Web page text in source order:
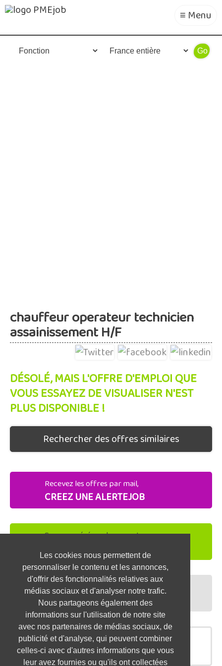
Les cookies nous permettent de
personnaliser le contenu et les annonces,
d'offrir des fonctionnalités relatives aux
médias sociaux et d'analyser notre trafic.
Nous partageons également des
informations sur l'utilisation de notre site
avec nos partenaires de médias sociaux, de
publicité et d'analyse, qui peuvent combiner
celles-ci avec d'autres informations que vous
leur avez fournies ou qu'ils ont collectées
≡ Menu
chauffeur operateur technicien
assainissement H/F
DÉSOLÉ, MAIS L'OFFRE D'EMPLOI QUE
VOUS ESSAYEZ DE VISUALISER N'EST
PLUS DISPONIBLE !
Rechercher des offres similaires
Recevez les offres par mail,
CREEZ UNE ALERTEJOB
Soyez repéré par les recruteurs,
DEPOSEZ VOTRE CV
Préparez vos entretiens,
TESTEZ-VOUS
OFFRES SIMILAIRES